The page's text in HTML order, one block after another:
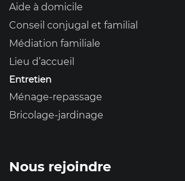
Aide à domicile
Conseil conjugal et familial
Médiation familiale
Lieu d’accueil
Entretien
Ménage-repassage
Bricolage-jardinage
Nous rejoindre